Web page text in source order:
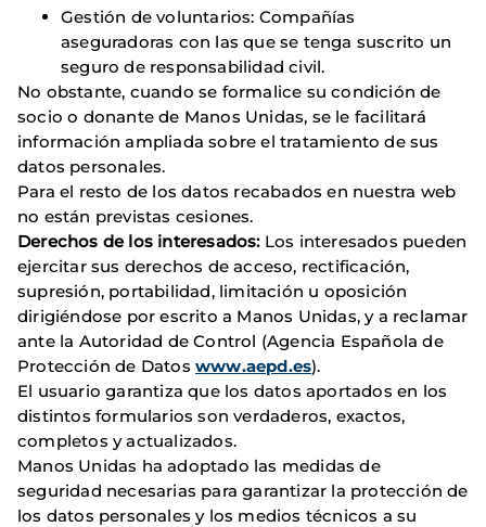
Gestión de voluntarios: Compañías
aseguradoras con las que se tenga suscrito un
seguro de responsabilidad civil.
No obstante, cuando se formalice su condición de
socio o donante de Manos Unidas, se le facilitará
información ampliada sobre el tratamiento de sus
datos personales.
Para el resto de los datos recabados en nuestra web
no están previstas cesiones.
Derechos de los interesados:Los interesados pueden
ejercitar sus derechos de acceso, rectificación,
supresión, portabilidad, limitación u oposición
dirigiéndose por escrito a Manos Unidas, y a reclamar
ante la Autoridad de Control (Agencia Española de
Protección de Datos www.aepd.es).
El usuario garantiza que los datos aportados en los
distintos formularios son verdaderos, exactos,
completos y actualizados.
Manos Unidas ha adoptado las medidas de
seguridad necesarias para garantizar la protección de
los datos personales y los medios técnicos a su